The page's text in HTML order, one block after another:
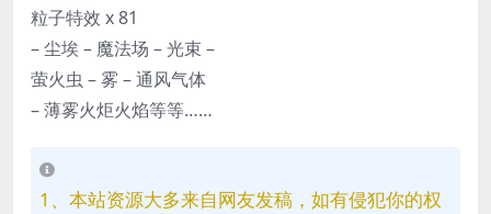
粒子特效 x 81
– 尘埃 – 魔法场 – 光束 –
萤火虫 – 雾 – 通风气体
– 薄雾火炬火焰等等……
1、本站资源大多来自网友发稿，如有侵犯你的权